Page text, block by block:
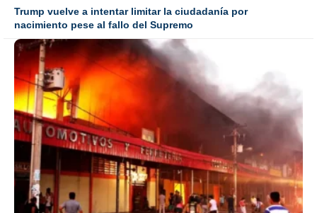
Trump vuelve a intentar limitar la ciudadanía por
nacimiento pese al fallo del Supremo